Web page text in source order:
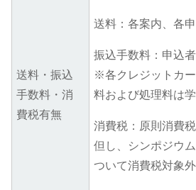
送料・振込
手数料・消
費税有無
送料：各案内、各
振込手数料：申込
※各クレジットカ
料および処理料は
消費税：原則消費
但し、シンポジウ
ついて消費税対象外